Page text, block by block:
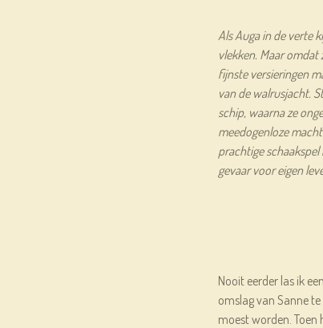
Als Auga in de verte
vlekken. Maar
fijnste versieringen
van de walrusjacht.
schip, waarna ze
meedogenloze
prachtige
gevaar voor eigen
Nooit eerder las ik
omslag van Sanne
moest worden.